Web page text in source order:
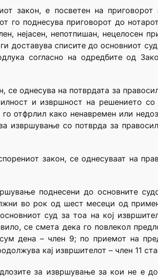
закон, е посветен на приговорот
го поднесува приговорот до
нејасен, непотпишан, нецелосен
доставува списите до основниот
согласно на одредбите од
се однесува на потврдата за
и извршност на решението
отфрлил како ненавремен или
извршување со потврда за
закон, се однесуваат на
поднесени до основните
во рок од шест месеци од
суд за тоа на кој
се смета дека го повлекол
дена – член 9; по приемот на
кај извршителот – член 11
за извршување за кои не е